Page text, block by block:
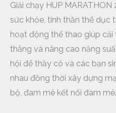
Giải chạy HUP
sức khỏe, tinh thần thể dục
hoạt động thể thao giúp
thẳng và nâng cao năng
hội để thầy cô và các bạn
nhau đồng thời xây dựng
bộ, đam mê kết nối đam mê.